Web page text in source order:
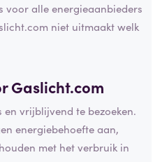
voor alle energieaanbieders
niet uitmaakt welk
Gaslicht.com
vrijblijvend te bezoeken.
energiebehoefte aan,
met het verbruik in